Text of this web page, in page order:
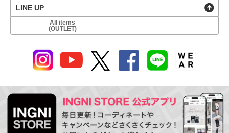
LINE UP
All items
(OUTLET)